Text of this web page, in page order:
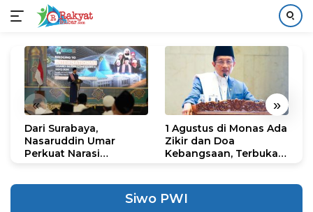
konten
« »
Dari Surabaya,
Nasaruddin Umar
Perkuat Narasi
1 Agustus di Monas Ada
Zikir dan Doa
Kebangsaan, Terbuka
Siwo PWI